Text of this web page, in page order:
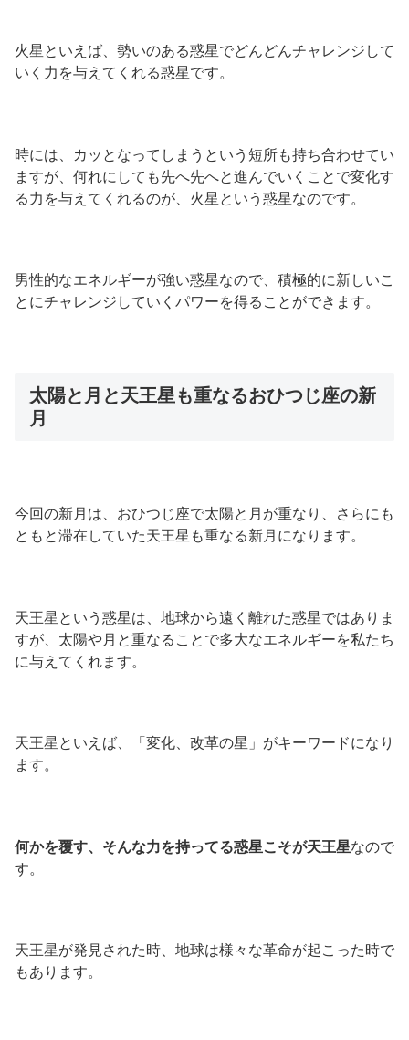
火星といえば、勢いのある惑星でどんどんチャレンジして
いく力を与えてくれる惑星です。
時には、カッとなってしまうという短所も持ち合わせてい
ますが、何れにしても先へ先へと進んでいくことで変化す
る力を与えてくれるのが、火星という惑星なのです。
男性的なエネルギーが強い惑星なので、積極的に新しいこ
とにチャレンジしていくパワーを得ることができます。
太陽と月と天王星も重なるおひつじ座の新
月
今回の新月は、おひつじ座で太陽と月が重なり、さらにも
ともと滞在していた天王星も重なる新月になります。
天王星という惑星は、地球から遠く離れた惑星ではありま
すが、太陽や月と重なることで多大なエネルギーを私たち
に与えてくれます。
天王星といえば、「変化、改革の星」がキーワードになり
ます。
何かを覆す、そんな力を持ってる惑星こそが天王星なので
す。
天王星が発見された時、地球は様々な革命が起こった時で
もあります。